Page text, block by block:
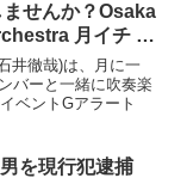
せんか？Osaka
月イチ …
井徹哉)は、月に一
バーと一緒に吹奏楽
ベントGアラート
を現行犯逮捕